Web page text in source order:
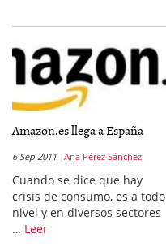
Amazon.es llega a España
6 Sep 2011 Ana Pérez Sánchez
Cuando se dice que hay
crisis de consumo, es a todo
nivel y en diversos sectores
… Leer